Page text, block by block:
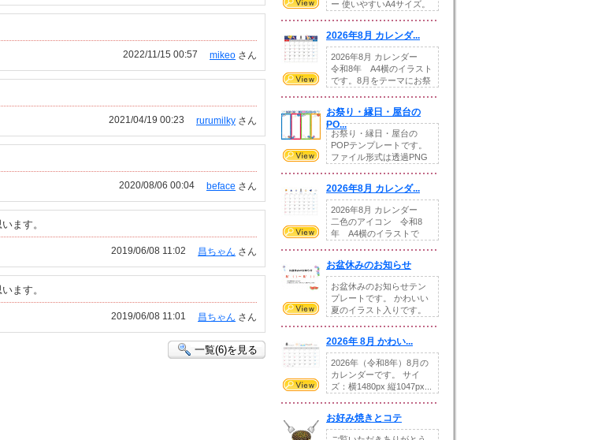
mikeo さん
2022/11/15 00:57
rurumilky さん
2021/04/19 00:23
beface さん
2020/08/06 00:04
ます。
昌ちゃん さん
2019/06/08 11:02
ます。
昌ちゃん さん
2019/06/08 11:01
一覧(6)を見る
ー 使いやすいA4サイズ。
2026年8月 カレンダ...
2026年8月 カレンダー
令和8年 A4横のイラスト
です。8月をテーマにお祭
お祭り・縁日・屋台の
PO...
お祭り・縁日・屋台の
POPテンプレートです。
ファイル形式は透過PNG
2026年8月 カレンダ...
2026年8月 カレンダー
二色のアイコン 令和8
年 A4横のイラストで
お盆休みのお知らせ
お盆休みのお知らせテン
プレートです。 かわいい
夏のイラスト入りです。
2026年 8月 かわい...
2026年（令和8年）8月の
カレンダーです。 サイ
ズ：横1480px 縦1047px...
お好み焼きとコテ